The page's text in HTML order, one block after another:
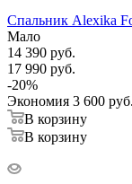
Спальник Alexika
Мало
14 390 руб.
17 990 руб.
-20%
Экономия 3 600 руб.
В корзину
В корзину